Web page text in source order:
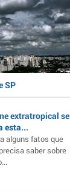
SP
extratropical se
esta...
alguns fatos que
saber sobre